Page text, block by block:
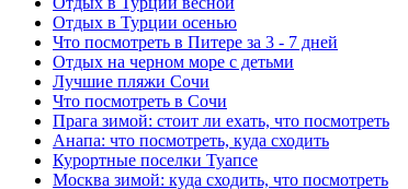
Отдых в Турции осенью
Что посмотреть в Питере за 3 - 7 дней
Отдых на черном море с детьми
Лучшие пляжи Сочи
Что посмотреть в Сочи
Прага зимой: стоит ли ехать, что посмотреть
Анапа: что посмотреть, куда сходить
Курортные поселки Туапсе
Москва зимой: куда сходить, что посмотреть